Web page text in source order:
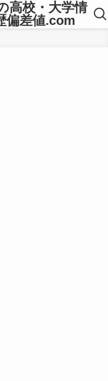
高校・大学情
偏差値.com